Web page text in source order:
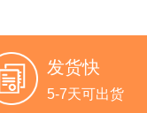
发货快
5-7天可出货